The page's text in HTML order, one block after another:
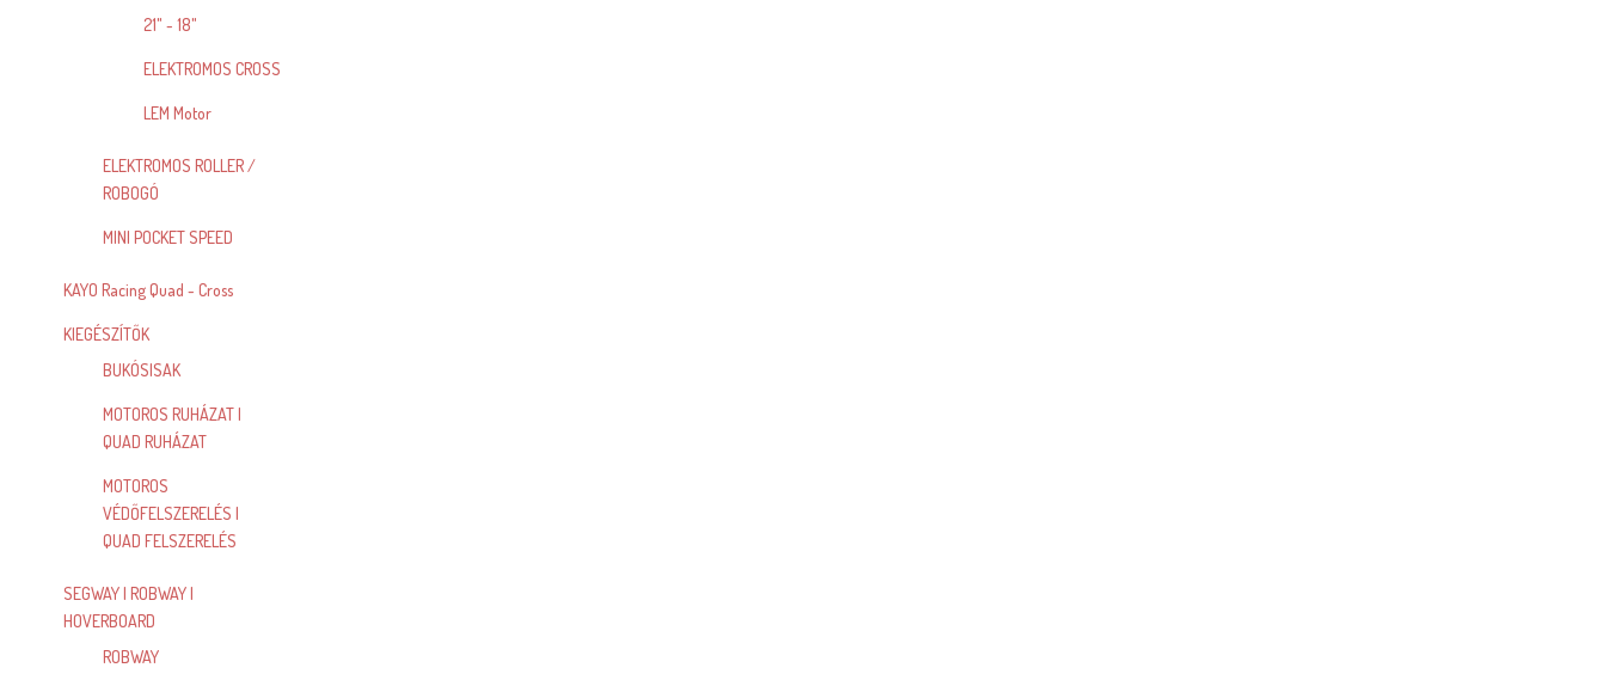
21" - 18"
ELEKTROMOS CROSS
LEM Motor
ELEKTROMOS ROLLER /
ROBOGÓ
MINI POCKET SPEED
KAYO Racing Quad - Cross
KIEGÉSZÍTŐK
BUKÓSISAK
MOTOROS RUHÁZAT |
QUAD RUHÁZAT
MOTOROS
VÉDŐFELSZERELÉS |
QUAD FELSZERELÉS
SEGWAY | ROBWAY |
HOVERBOARD
ROBWAY